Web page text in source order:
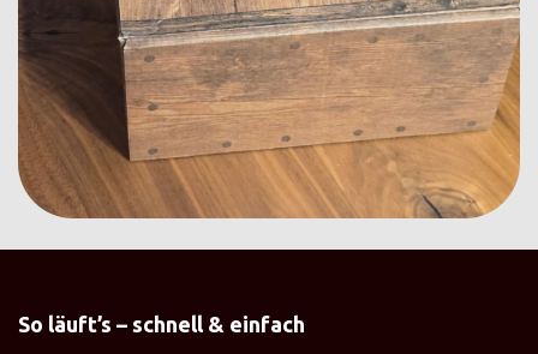
So läuft’s – schnell & einfach